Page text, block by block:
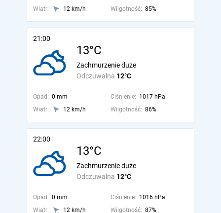
Wiatr:
12 km/h Wilgotność: 85%
21:00
13°C
Odczuwalna 12°C
Zachmurzenie duże
Opad: 0 mm Ciśnienie: 1017 hPa
Wiatr:
12 km/h Wilgotność: 86%
22:00
13°C
Odczuwalna 12°C
Zachmurzenie duże
Opad: 0 mm Ciśnienie: 1016 hPa
Wiatr:
12 km/h Wilgotność: 87%